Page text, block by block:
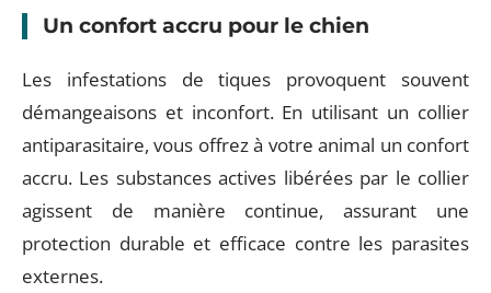
Un confort accru pour le chien
Les infestations de tiques provoquent souvent
démangeaisons et inconfort. En utilisant un collier
antiparasitaire, vous offrez à votre animal un confort
accru. Les substances actives libérées par le collier
agissent de manière continue, assurant une
protection durable et efficace contre les parasites
externes.